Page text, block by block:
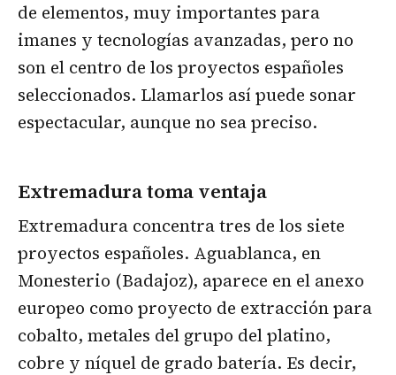
de elementos, muy importantes para
imanes y tecnologías avanzadas, pero no
son el centro de los proyectos españoles
seleccionados. Llamarlos así puede sonar
espectacular, aunque no sea preciso.
Extremadura toma ventaja
Extremadura concentra tres de los siete
proyectos españoles. Aguablanca, en
Monesterio (Badajoz), aparece en el anexo
europeo como proyecto de extracción para
cobalto, metales del grupo del platino,
cobre y níquel de grado batería. Es decir,